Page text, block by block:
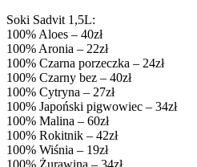
Soki Sadvit 1,5L:
100% Aloes – 40zł
100% Aronia – 22zł
100% Czarna porzeczka – 24zł
100% Czarny bez – 40zł
100% Cytryna – 27zł
100% Japoński pigwowiec – 34zł
100% Malina – 60zł
100% Rokitnik – 42zł
100% Wiśnia – 19zł
100% Żurawina – 34zł